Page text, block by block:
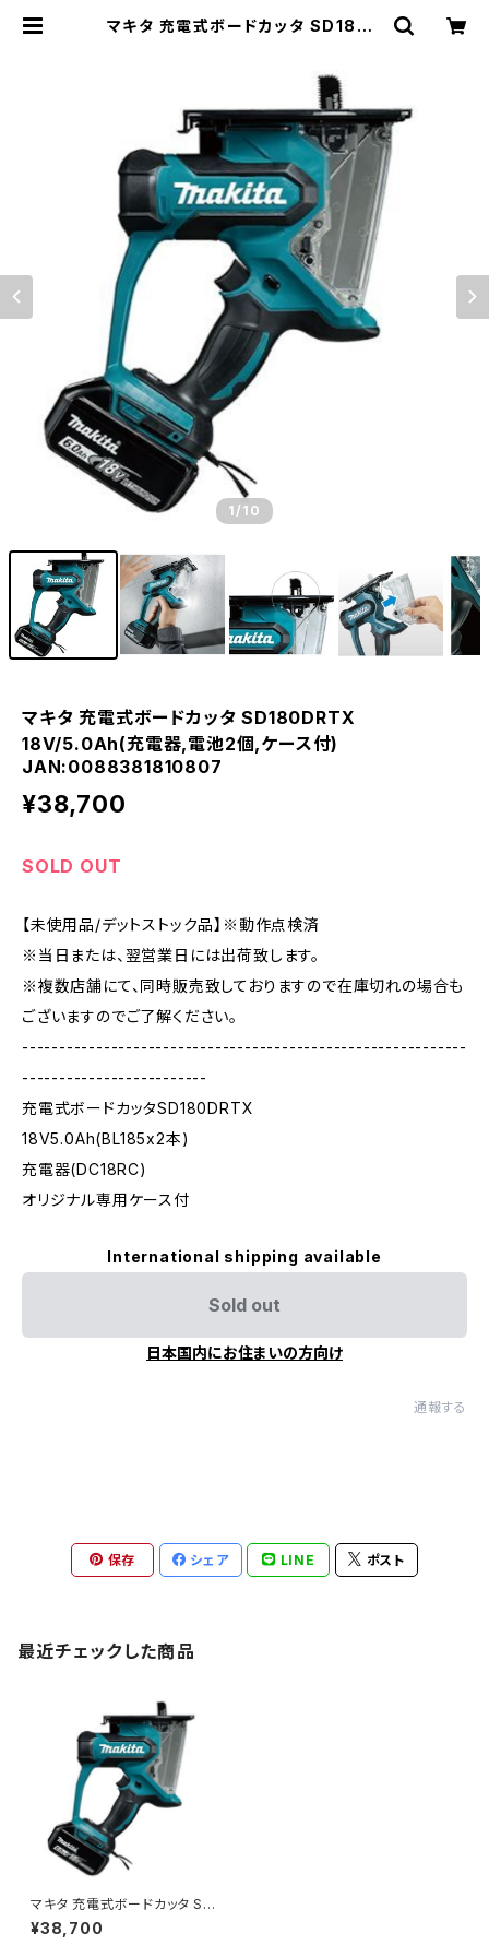
マキタ 充電式ボードカッタ SD180D
1 /10
マキタ 充電式ボードカッタ SD180DRTX
18V/5.0Ah(充電器,電池2個,ケース付)
JAN:0088381810807
¥38,700
SOLD OUT
【未使用品/デットストック品】※動作点検済
※当日または、翌営業日には出荷致します。
※複数店舗にて、同時販売致しておりますので在庫切れの場合も
ございますのでご了解ください。
------------------------------------------------------------
-------------------------
充電式ボードカッタSD180DRTX
18V5.0Ah(BL185x2本)
充電器(DC18RC)
オリジナル専用ケース付
International shipping available
Sold out
日本国内にお住まいの方向け
通報する
保存 シェア LINE ポスト
最近チェックした商品
マキタ 充電式ボードカッタ SD1
80DRTX 18V/5.0Ah(充電器,
電池2個,ケース付) JAN:0088
¥38,700